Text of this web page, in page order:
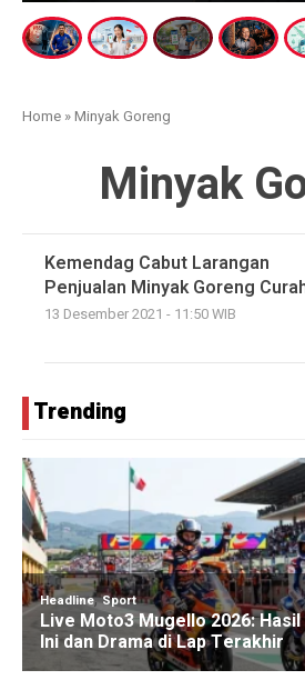
Home »Minyak Goreng
Minyak
Kemendag Cabut Larangan
Penjualan Minyak Goreng
13 Desember 2021 - 11:50 WIB
Trending